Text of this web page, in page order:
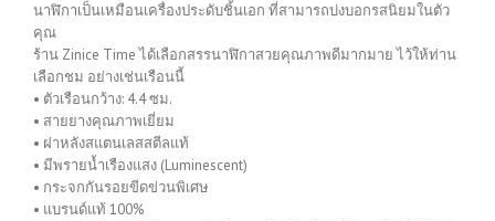
นาฬิกาเป็นเหมือนเครื่องประดับชิ้นเอก ที่สามารถบ่งบอกรสนิยมในตัว
คุณ
ร้าน Zinice Time ได้เลือกสรรนาฬิกาสวยคุณภาพดีมากมาย ไว้ให้ท่าน
เลือกชม อย่างเช่นเรือนนี้
• ตัวเรือนกว้าง: 4.4 ซม.
• สายยางคุณภาพเยี่ยม
• ฝาหลังสแตนเลสสตีลแท้
• มีพรายน้ำเรืองแสง (Luminescent)
• กระจกกันรอยขีดข่วนพิเศษ
• แบรนด์แท้ 100%